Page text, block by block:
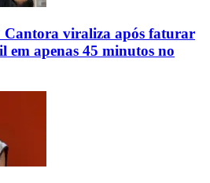
Cantora viraliza após faturar
em apenas 45 minutos no